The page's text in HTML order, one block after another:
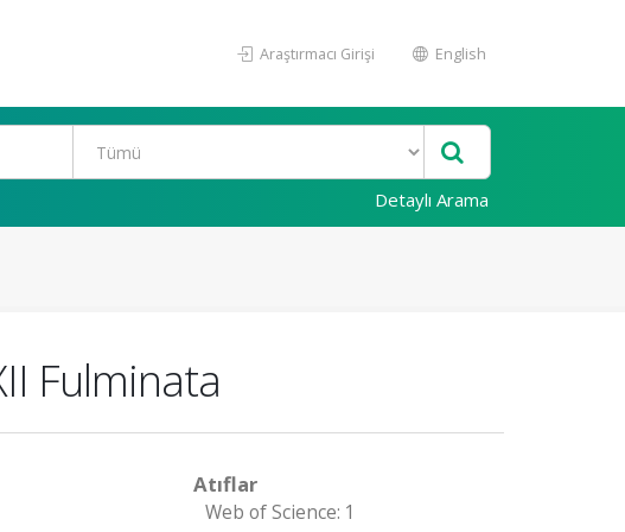
Araştırmacı Girişi English
Detaylı Arama
Fulminata
Atıflar
Web of Science: 1